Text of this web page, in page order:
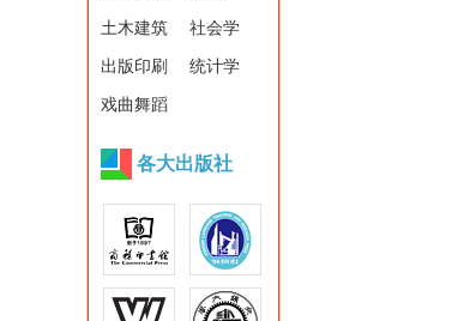
土木建筑 社会学
出版印刷 统计学
戏曲舞蹈
各大出版社